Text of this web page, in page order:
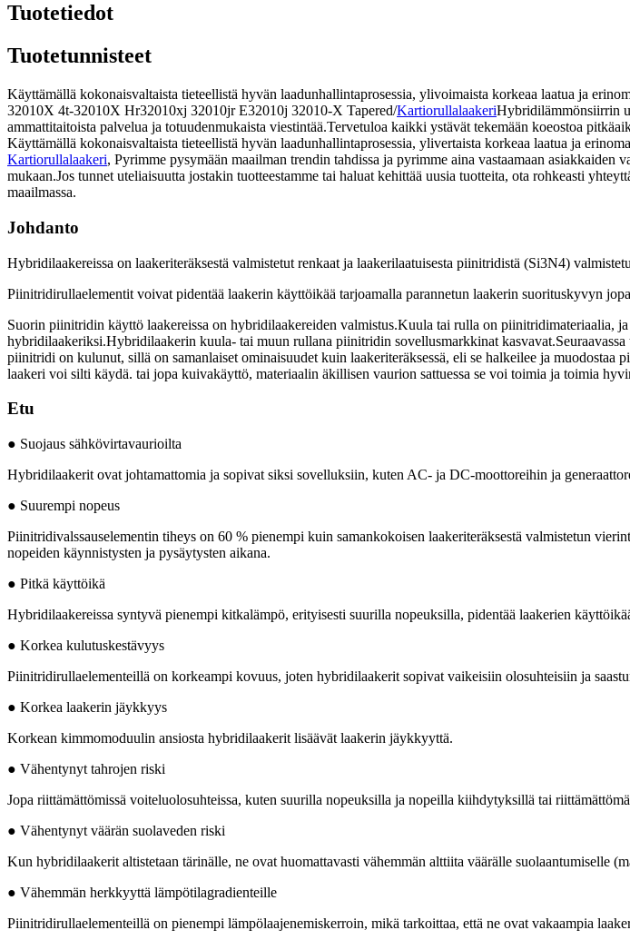
Tuotetiedot
Tuotetunnisteet
Käyttämällä kokonaisvaltaista tieteellistä hyvän laadunhallintaprosessia, ylivoimaista korkeaa laatua ja
32010X 4t-32010X Hr32010xj 32010jr E32010j 32010-X Tapered/KartiorullalaakeriHybridilämmönsiirrin
ammattitaitoista palvelua ja totuudenmukaista viestintää.Tervetuloa kaikki ystävät tekemään koeostoa
Käyttämällä kokonaisvaltaista tieteellistä hyvän laadunhallintaprosessia, ylivertaista korkeaa laatua ja
Kartiorullalaakeri, Pyrimme pysymään maailman trendin tahdissa ja pyrimme aina vastaamaan
mukaan.Jos tunnet uteliaisuutta jostakin tuotteestamme tai haluat kehittää uusia tuotteita, ota rohkeasti
maailmassa.
Johdanto
Hybridilaakereissa on laakeriteräksestä valmistetut renkaat ja laakerilaatuisesta piinitridistä (Si3N4)
Piinitridirullaelementit voivat pidentää laakerin käyttöikää tarjoamalla parannetun laakerin suorituskyvyn
Suorin piinitridin käyttö laakereissa on hybridilaakereiden valmistus.Kuula tai rulla on piinitridimateriaalia,
hybridilaakeriksi.Hybridilaakerin kuula- tai muun rullana piinitridin sovellusmarkkinat
piinitridi on kulunut, sillä on samanlaiset ominaisuudet kuin laakeriteräksessä, eli se halkeilee ja
laakeri voi silti käydä. tai jopa kuivakäyttö, materiaalin äkillisen vaurion sattuessa se voi toimia ja toimia
Etu
● Suojaus sähkövirtavaurioilta
Hybridilaakerit ovat johtamattomia ja sopivat siksi sovelluksiin, kuten AC- ja DC-moottoreihin ja
● Suurempi nopeus
Piinitridivalssauselementin tiheys on 60 % pienempi kuin samankokoisen laakeriteräksestä valmistetun
nopeiden käynnistysten ja pysäytysten aikana.
● Pitkä käyttöikä
Hybridilaakereissa syntyvä pienempi kitkalämpö, ​​erityisesti suurilla nopeuksilla, pidentää laakerien
● Korkea kulutuskestävyys
Piinitridirullaelementeillä on korkeampi kovuus, joten hybridilaakerit sopivat vaikeisiin olosuhteisiin ja
● Korkea laakerin jäykkyys
Korkean kimmomoduulin ansiosta hybridilaakerit lisäävät laakerin jäykkyyttä.
● Vähentynyt tahrojen riski
Jopa riittämättömissä voiteluolosuhteissa, kuten suurilla nopeuksilla ja nopeilla kiihdytyksillä tai
● Vähentynyt väärän suolaveden riski
Kun hybridilaakerit altistetaan tärinälle, ne ovat huomattavasti vähemmän alttiita väärälle suolaantumiselle
● Vähemmän herkkyyttä lämpötilagradienteille
Piinitridirullaelementeillä on pienempi lämpölaajenemiskerroin, mikä tarkoittaa, että ne ovat vakaampia